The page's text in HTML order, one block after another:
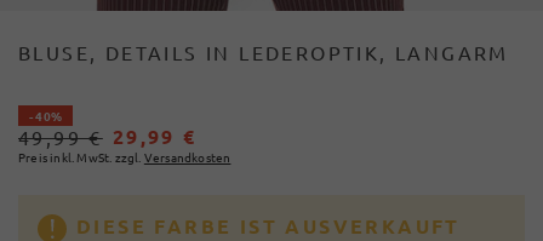
BLUSE, DETAILS IN LEDEROPTIK, LANGARM
- 40%
49,99 € 29,99 €
Preis inkl. MwSt. zzgl. Versandkosten
DIESE FARBE IST AUSVERKAUFT